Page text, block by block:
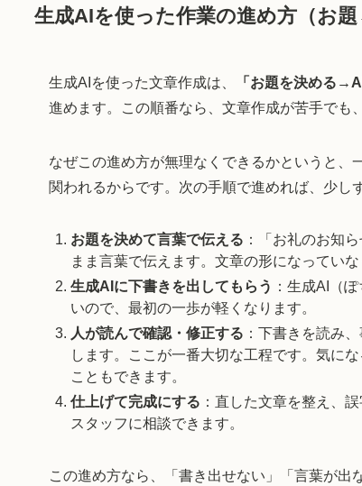
生成AIを使った作業の進め方（お
生成AIを使った文章作成は、
「お題を決める
進めます。この順番なら、文章作成が苦手でも
なぜこの進め方が無理なくできるかというと
関われるからです。次の手順で進めれば、少し
お題を決めて言葉で伝える ：「お礼のお知
まま言葉で伝えます。文章の形になっていな
生成AIに下書きを出してもらう ：生成AI（
いので、最初の一歩が軽くなります。
人が読んで確認・修正する ：下書きを読み
します。ここが一番大切な工程です。気に
こともできます。
仕上げて完成にする ：直した文章を整え、
スタッフに相談できます。
この進め方なら、「書き出せない」「言葉が